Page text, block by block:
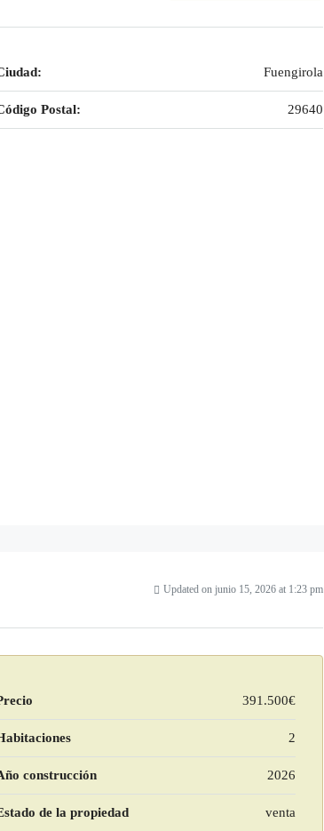
Fuengirola
Postal: 29640
Updated on junio 15, 2026 at 1:23 pm
391.500€
2
construcción 2026
de la propiedad venta